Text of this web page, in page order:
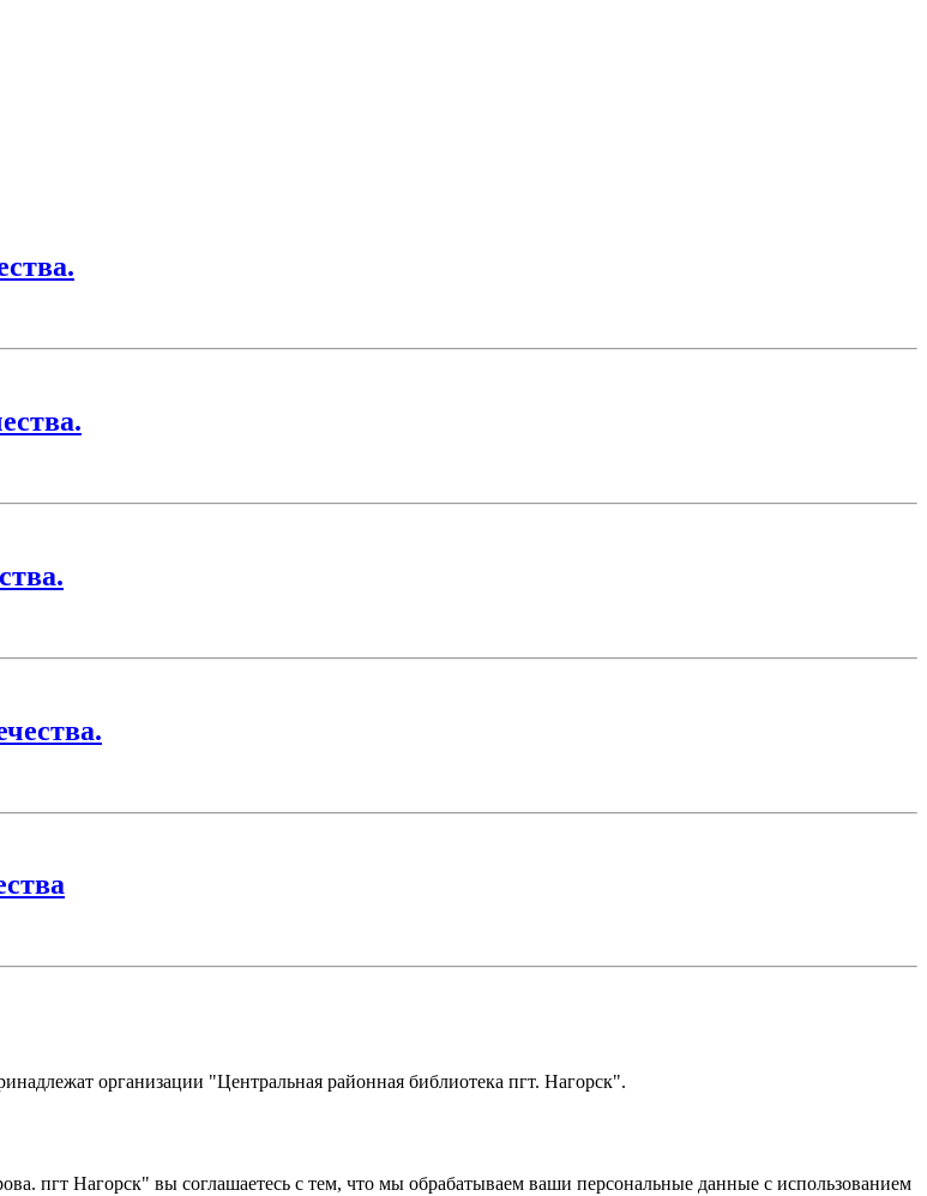
организации "Центральная районная библиотека пгт. Нагорск".
пгт Нагорск" вы соглашаетесь с тем, что мы обрабатываем ваши персональные данные с использованием